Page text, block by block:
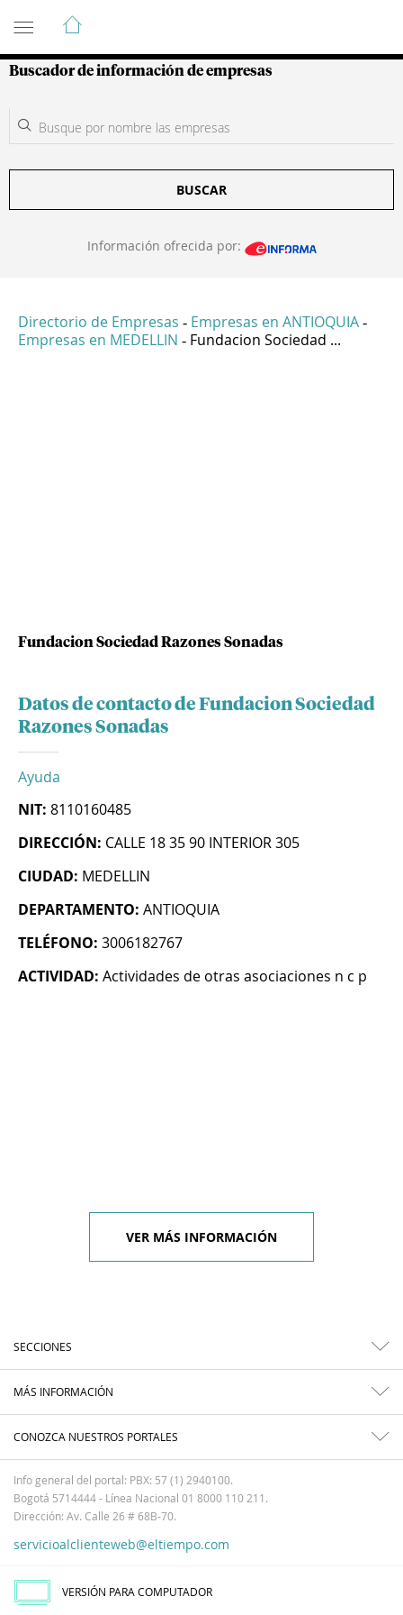
Guía de Empresas Colombianas
Buscador de información de empresas
BUSCAR
Información ofrecida por:
Directorio de Empresas - Empresas en ANTIOQUIA -
Empresas en MEDELLIN - Fundacion Sociedad ...
Fundacion Sociedad Razones Sonadas
Datos de contacto de Fundacion Sociedad
Razones Sonadas
Ayuda
NIT: 8110160485
DIRECCIÓN: CALLE 18 35 90 INTERIOR 305
CIUDAD: MEDELLIN
DEPARTAMENTO: ANTIOQUIA
TELÉFONO: 3006182767
ACTIVIDAD: Actividades de otras asociaciones n c p
VER MÁS INFORMACIÓN
SECCIONES
MÁS INFORMACIÓN
CONOZCA NUESTROS PORTALES
Info general del portal: PBX: 57 (1) 2940100.
Bogotá 5714444 - Línea Nacional 01 8000 110 211.
Dirección: Av. Calle 26 # 68B-70.
servicioalclienteweb@eltiempo.com
VERSIÓN PARA COMPUTADOR